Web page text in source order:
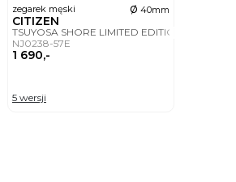
zegarek męski ø 40mm
CITIZEN
TSUYOSA SHORE LIMITED EDITION TIME SLIP
NJ0238-57E
1 690,-
5 wersji